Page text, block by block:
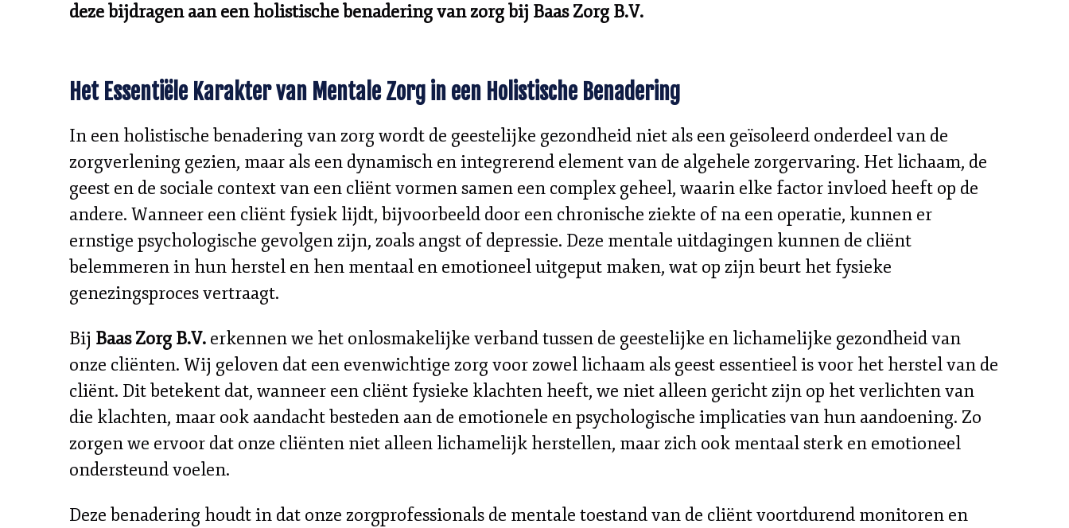
deze bijdragen aan een holistische benadering van zorg bij Baas Zorg B.V.
Het Essentiële Karakter van Mentale Zorg in een Holistische Benadering
In een holistische benadering van zorg wordt de geestelijke gezondheid niet als een geïsoleerd onderdeel van de
zorgverlening gezien, maar als een dynamisch en integrerend element van de algehele zorgervaring. Het lichaam, de
geest en de sociale context van een cliënt vormen samen een complex geheel, waarin elke factor invloed heeft op de
andere. Wanneer een cliënt fysiek lijdt, bijvoorbeeld door een chronische ziekte of na een operatie, kunnen er
ernstige psychologische gevolgen zijn, zoals angst of depressie. Deze mentale uitdagingen kunnen de cliënt
belemmeren in hun herstel en hen mentaal en emotioneel uitgeput maken, wat op zijn beurt het fysieke
genezingsproces vertraagt.
Bij Baas Zorg B.V. erkennen we het onlosmakelijke verband tussen de geestelijke en lichamelijke gezondheid van
onze cliënten. Wij geloven dat een evenwichtige zorg voor zowel lichaam als geest essentieel is voor het herstel van de
cliënt. Dit betekent dat, wanneer een cliënt fysieke klachten heeft, we niet alleen gericht zijn op het verlichten van
die klachten, maar ook aandacht besteden aan de emotionele en psychologische implicaties van hun aandoening. Zo
zorgen we ervoor dat onze cliënten niet alleen lichamelijk herstellen, maar zich ook mentaal sterk en emotioneel
ondersteund voelen.
Deze benadering houdt in dat onze zorgprofessionals de mentale toestand van de cliënt voortdurend monitoren en